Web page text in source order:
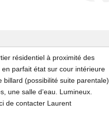
résidentiel à proximité des
parfait état sur cour intérieure
(possibilité suite parentale),
une salle d’eau. Lumineux.
de contacter Laurent